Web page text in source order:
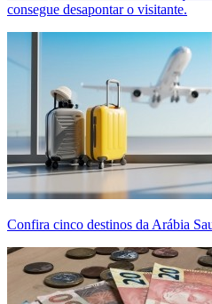
consegue desapontar o visitante.
Confira cinco destinos da Arábia